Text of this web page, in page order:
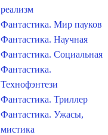
реализм
Фантастика. Мир пауков
Фантастика. Научная
Фантастика. Социальная
Фантастика.
Технофэнтези
Фантастика. Триллер
Фантастика. Ужасы,
мистика